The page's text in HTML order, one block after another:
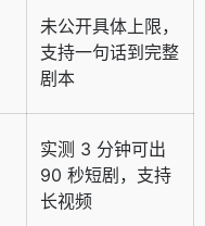
未公开具体上限，
支持一句话到完整
剧本
实测 3 分钟可出
90 秒短剧，支持
长视频